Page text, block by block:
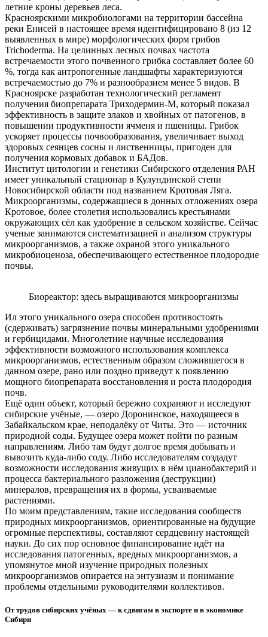
летние кроны деревьев леса.
Красноярскими микробиологами на территории бассейна
реки Енисей в настоящее время идентифицировано 8 (из 12
выявленных в мире) морфологических форм грибов
Trichoderma. На целинных лесных почвах частота
встречаемости этого почвенного грибка составляет более 60
%, тогда как антропогенные ландшафты характеризуются
встречаемостью до 7% и разнообразием менее 5 видов. В
Красноярске разработан технологический регламент
получения биопрепарата Триходермин-М, который показал
эффективность в защите злаков и хвойных от патогенов, в
повышении продуктивности ячменя и пшеницы. Грибок
ускоряет процессы почвообразования, увеличивает выход
здоровых сеянцев сосны и лиственницы, пригоден для
получения кормовых добавок и БАДов.
Институт цитологии и генетики Сибирского отделения РАН
имеет уникальный стационар в Кулундинской степи
Новосибирской области под названием Кротовая Ляга.
Микроорганизмы, содержащиеся в донных отложениях озера
Кротовое, более столетия использовались крестьянами
окружающих сёл как удобрение в сельском хозяйстве. Сейчас
ученые занимаются систематизацией и анализом структуры
микроорганизмов, а также охраной этого уникального
микробиоценоза, обеспечивающего естественное плодородие
почвы.
Биореактор: здесь выращиваются микроорганизмы
Ил этого уникального озера способен противостоять
(сдерживать) загрязнение почвы минеральными удобрениями
и гербицидами. Многолетние научные исследования
эффективности возможного использования комплекса
микроорганизмов, естественным образом сложившегося в
данном озере, рано или поздно приведут к появлению
мощного биопрепарата восстановления и роста плодородия
почв.
Ещё один объект, который бережно сохраняют и исследуют
сибирские учёные, — озеро Доронинское, находящееся в
Забайкальском крае, неподалёку от Читы. Это — источник
природной соды. Будущее озера может пойти по разным
направлениям. Либо там будут долгое время добывать и
вывозить куда-либо соду. Либо исследователям создадут
возможности исследования живущих в нём цианобактерий и
процесса бактериального разложения (деструкции)
минералов, превращения их в формы, усваиваемые
растениями.
По моим представлениям, такие исследования сообществ
природных микроорганизмов, ориентированные на будущие
огромные перспективы, составляют сердцевину настоящей
науки. До сих пор основное финансирование идёт на
исследования патогенных, вредных микроорганизмов, а
упомянутое мной изучение природных полезных
микроорганизмов опирается на энтузиазм и понимание
проблемы отдельными руководителями коллективов.
От трудов сибирских учёных — к сдвигам в экспорте и в экономике
Сибири